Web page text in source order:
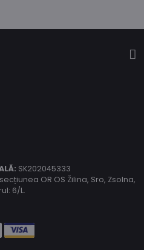
SK202045333
OR OS Žilina, Sro, Zsolna,
6/L.